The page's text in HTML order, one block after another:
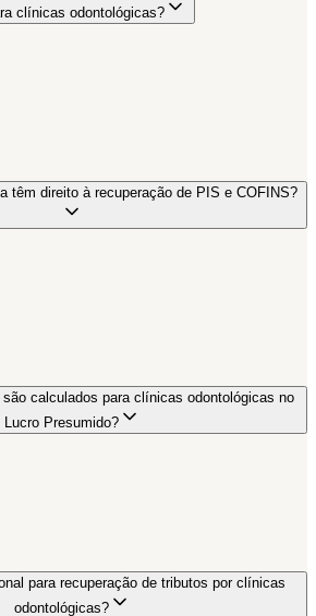
clínicas odontológicas?
têm direito à recuperação de PIS e COFINS?
calculados para clínicas odontológicas no
Lucro Presumido?
para recuperação de tributos por clínicas
odontológicas?